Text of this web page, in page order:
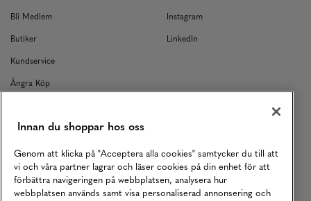
Bli Medlem
Butiker
Kundservice
Ångra Köp
Returer
Köpvillkor
Karriär
Vårt Ansvar
Instagram
LinkedIn
Innan du shoppar hos oss
Genom att klicka på "Acceptera alla cookies" samtycker du till att
vi och våra partner lagrar och läser cookies på din enhet för att
förbättra navigeringen på webbplatsen, analysera hur
webbplatsen används samt visa personaliserad annonsering och